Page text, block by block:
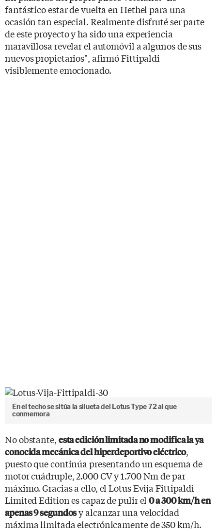
fantástico estar de vuelta en Hethel para una
ocasión tan especial. Realmente disfruté ser parte
de este proyecto y ha sido una experiencia
maravillosa revelar el automóvil a algunos de sus
nuevos propietarios", afirmó Fittipaldi
visiblemente emocionado.
En el techo se sitúa la silueta del Lotus Type 72 al que
conmemora
No obstante, esta edición limitada no modifica la ya
conocida mecánica del hiperdeportivo eléctrico,
puesto que continúa presentando un esquema de
motor cuádruple, 2.000 CV y 1.700 Nm de par
máximo. Gracias a ello, el Lotus Evija Fittipaldi
Limited Edition es capaz de pulir el0 a 300 km/h en
apenas 9 segundosy alcanzar una velocidad
máxima limitada electrónicamente de 350 km/h.